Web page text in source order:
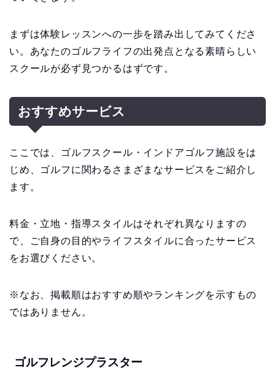
まずは体験レッスンへの一歩を踏み出してみてくださ
い。あなたのゴルフライフの出発点となる素晴らしい
スクールが必ず見つかるはずです。
おすすめサービス
ここでは、ゴルフスクール・インドアゴルフ施設をは
じめ、ゴルフに関わるさまざまなサービスをご紹介し
ます。
料金・立地・指導スタイルはそれぞれ異なりますの
で、ご自身の目的やライフスタイルに合ったサービス
をお選びください。
※なお、掲載順はおすすめ順やランキングを示すもの
ではありません。
ゴルフレンジプラスター